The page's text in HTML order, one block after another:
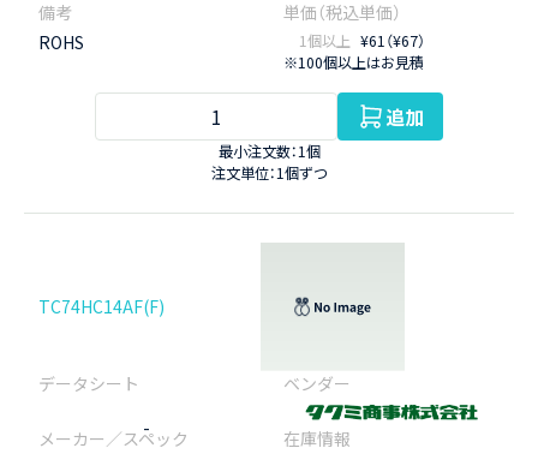
ROHS 1個以上 ¥61（¥67）
※100個以上はお見積
追加
最小注文数：1個
注文単位：1個ずつ
TC74HC14AF(F)
-